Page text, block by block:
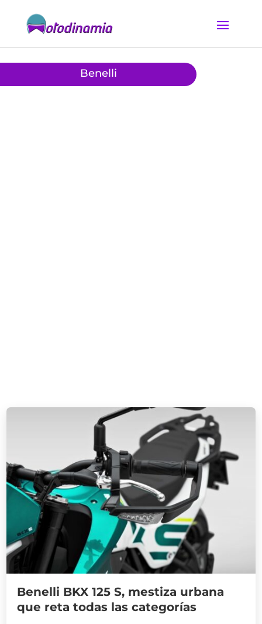
Benelli
Benelli BKX 125 S, mestiza urbana
que reta todas las categorías